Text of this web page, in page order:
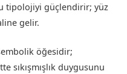
tipolojiyi güçlendirir; yüz
gelir.
öğesidir;
sıkışmışlık duygusunu